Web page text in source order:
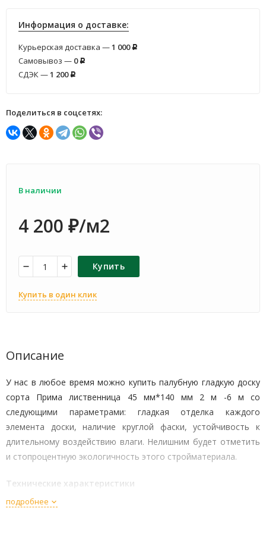
Информация о доставке:
Курьерская доставка —1 000 Р
Самовывоз — 0 Р
СДЭК —1 200 Р
Поделиться в соцсетях:
В наличии
4 200 ₽/м2
Купить
Купить в один клик
Описание
У нас в любое время можно купить палубную гладкую доску
сорта Прима лиственница 45 мм*140 мм 2 м -6 м со
следующими параметрами: гладкая отделка каждого
элемента доски, наличие круглой фаски, устойчивость к
длительному воздействию влаги. Нелишним будет отметить
и стопроцентную экологичность этого стройматериала.
Технические характеристики
Габариты каждого элемента составляют: 45 мм х 140мм
подробнее